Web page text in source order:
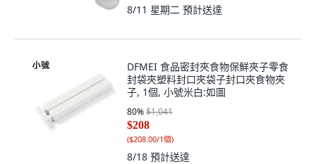
8/11 星期二 預計送達
DFMEI 食品密封夾食物保鮮夾子零食
封袋夾塑料封口夾袋子封口夾食物夾
子, 1個, 小號米白:如圖
80%$1,041
$208
($208.00/1個)
8/18 預計送達